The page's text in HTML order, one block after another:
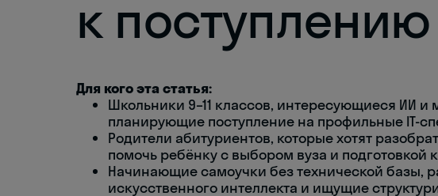
к
Для кого эта статья:
Школьники 9–11 классов, интересующиеся ИИ
планирующие поступление на профильные IT-
Родители абитуриентов, которые хотят
помочь ребёнку с выбором вуза и подготовкой к
Начинающие самоучки без технической базы,
искусственного интеллекта и ищущие